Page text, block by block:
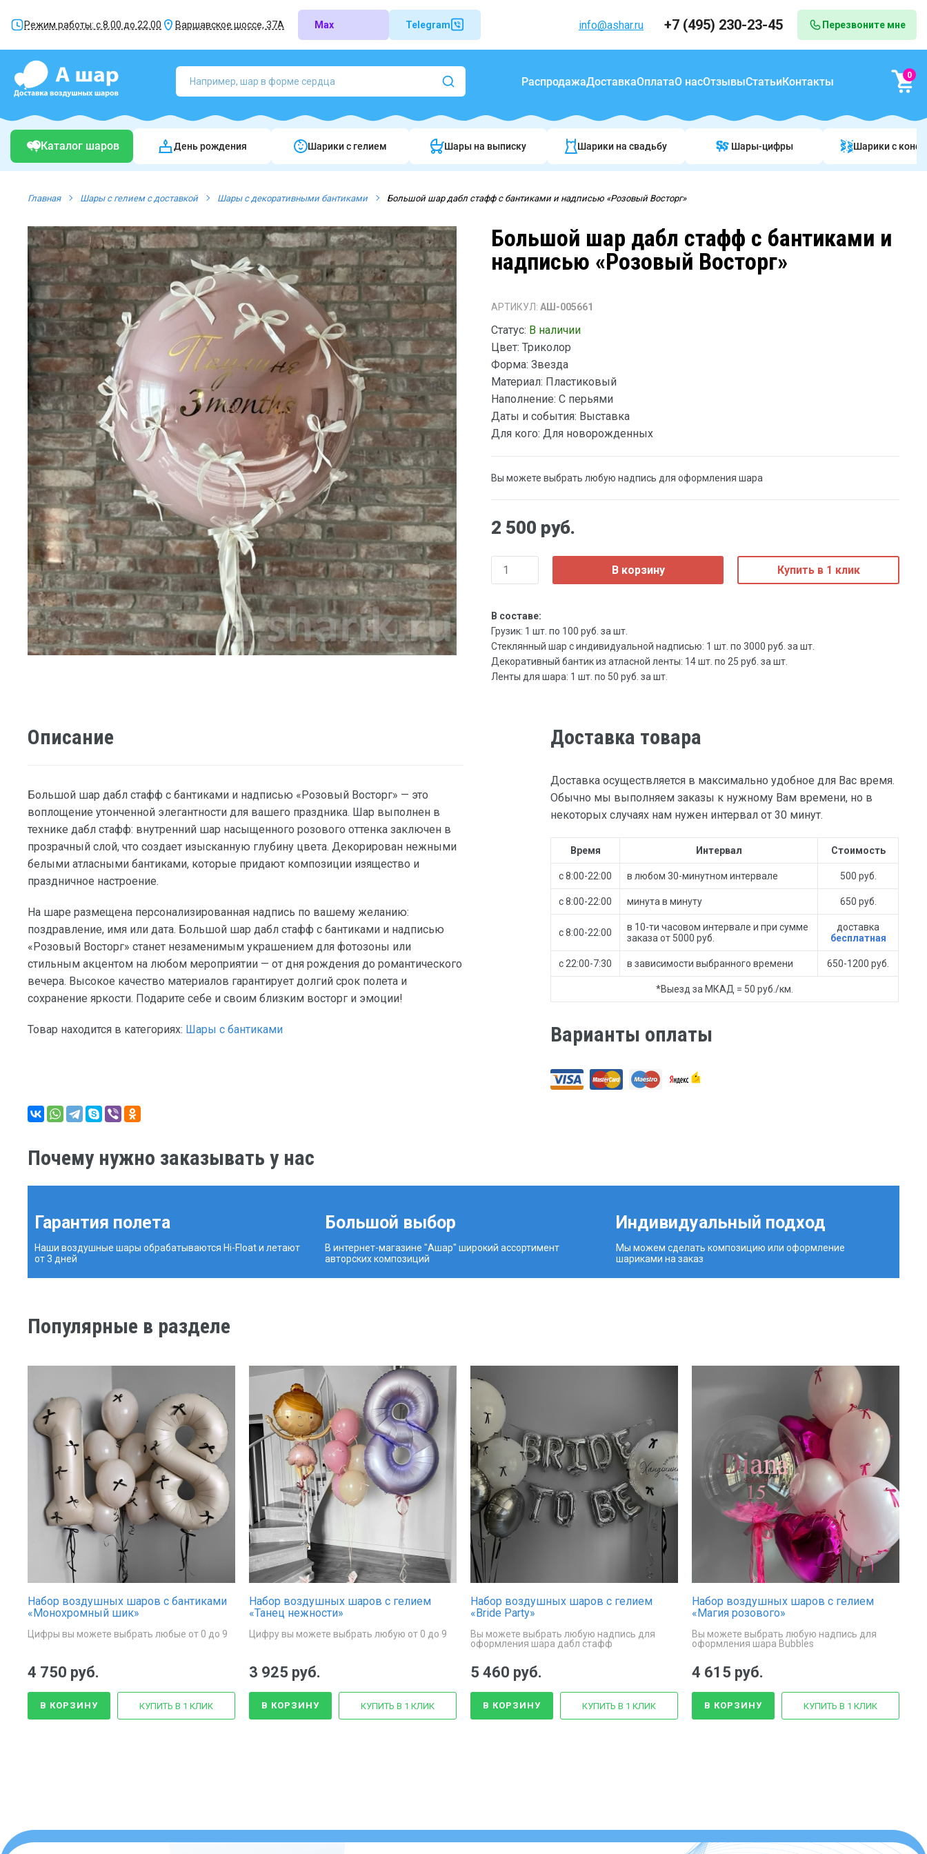
Режим работы: с 8.00 до 22.00 Варшавское шоссе, 37А Max Telegram info@ashar.ru +7 (495) 230-23-45 Перезвоните мне
РаспродажаДоставкаОплатаО насОтзывыСтатьиКонтакты 0
Каталог шаров День рождения Шарики c гелием Шары на выписку Шарики на свадьбу Шары-цифры Шарики c
Главная Шары с гелием с доставкой Шары с декоративными бантиками Большой шар дабл стафф c бантиками и надписью «Розовый Восторг»
Большой шар дабл стафф c бантиками и
надписью «Розовый Восторг»
АРТИКУЛ: АШ-005661
Статус: В наличии
Цвет: Триколор
Форма: Звезда
Материал: Пластиковый
Наполнение: С перьями
Даты и события: Выставка
Для кого: Для новорожденных
Вы можете выбрать любую надпись для оформления шара
2 500 руб.
В корзину Купить в 1 клик
В составе:
Грузик: 1 шт. по 100 руб. за шт.
Стеклянный шар с индивидуальной надписью: 1 шт. по 3000 руб. за шт.
Декоративный бантик из атласной ленты: 14 шт. по 25 руб. за шт.
Ленты для шара: 1 шт. по 50 руб. за шт.
Описание
Большой шар дабл стафф с бантиками и надписью «Розовый Восторг» — это
воплощение утонченной элегантности для вашего праздника. Шар выполнен в
технике дабл стафф: внутренний шар насыщенного розового оттенка заключен в
прозрачный слой, что создает изысканную глубину цвета. Декорирован нежными
белыми атласными бантиками, которые придают композиции изящество и
праздничное настроение.
На шаре размещена персонализированная надпись по вашему желанию:
поздравление, имя или дата. Большой шар дабл стафф c бантиками и надписью
«Розовый Восторг» станет незаменимым украшением для фотозоны или
стильным акцентом на любом мероприятии — от дня рождения до романтического
вечера. Высокое качество материалов гарантирует долгий срок полета и
сохранение яркости. Подарите себе и своим близким восторг и эмоции!
Товар находится в категориях: Шары с бантиками
Доставка товара
Доставка осуществляется в максимально удобное для Вас время.
Обычно мы выполняем заказы к нужному Вам времени, но в
некоторых случаях нам нужен интервал от 30 минут.
Время Интервал Стоимость
с 8:00-22:00 в любом 30-минутном интервале 500 руб.
с 8:00-22:00 минута в минуту 650 руб.
с 8:00-22:00
в 10-ти часовом интервале и при сумме
заказа от 5000 руб.
доставка
бесплатная
с 22:00-7:30 в зависимости выбранного времени 650-1200 руб.
*Выезд за МКАД = 50 руб./км.
Варианты оплаты
Почему нужно заказывать у нас
Гарантия полета
Наши воздушные шары обрабатываются Hi-Float и летают
от 3 дней
Большой выбор
В интернет-магазине "Ашар" широкий ассортимент
авторских композиций
Индивидуальный подход
Мы можем сделать композицию или оформление
шариками на заказ
Популярные в разделе
Набор воздушных шаров с бантиками
«Монохромный шик»
Цифры вы можете выбрать любые от 0 до 9
4 750 руб.
В КОРЗИНУ КУПИТЬ В 1 КЛИК
Набор воздушных шаров с гелием
«Танец нежности»
Цифру вы можете выбрать любую от 0 до 9
3 925 руб.
В КОРЗИНУ КУПИТЬ В 1 КЛИК
Набор воздушных шаров с гелием
«Bride Party»
Вы можете выбрать любую надпись для
оформления шара дабл стафф
5 460 руб.
В КОРЗИНУ КУПИТЬ В 1 КЛИК
Набор воздушных шаров с гелием
«Магия розового»
Вы можете выбрать любую надпись для
оформления шара Bubbles
4 615 руб.
В КОРЗИНУ КУПИТЬ В 1 КЛИК